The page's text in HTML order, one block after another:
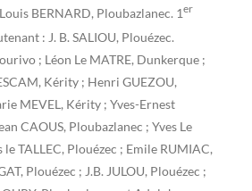
BERNARD, Ploubazlanec. 1er
: J. B. SALIOU, Plouézec.
; Léon Le MATRE, Dunkerque ;
Kérity ; Henri GUEZOU,
MEVEL, Kérity ; Yves-Ernest
CAOUS, Ploubazlanec ; Yves Le
le TALLEC, Plouézec ; Emile RUMIAC,
Plouézec ; J.B. JULOU, Plouézec ;